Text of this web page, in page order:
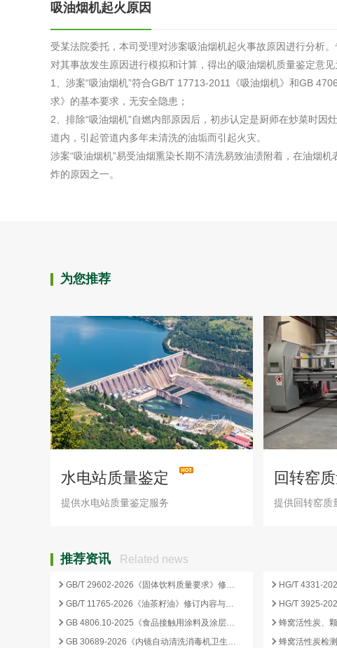
吸油烟机起火原因
受某法院委托，本司受理对涉案吸油烟机起火事故原因进行分析
对其事故发生原因进行模拟和计算，得出的吸油烟机质量鉴定意见
1、涉案“吸油烟机”符合GB/T 17713-2011《吸油烟机》和GB
求》的基本要求，无安全隐患；
2、排除“吸油烟机”自燃内部原因后，初步认定是厨师在炒菜时
道内，引起管道内多年未清洗的油垢而引起火灾。
涉案“吸油烟机”易受油烟熏染长期不清洗易致油渍附着，在油烟
炸的原因之一。
为您推荐
水电站质量鉴定
提供水电站质量鉴定服务
回转窑
提供回转窑质
推荐资讯 Related news
GB/T 29602-2026《固体饮料质量要求》修订要点与企业合规应对
GB/T 11765-2026《油茶籽油》修订内容与产业影响分析
GB 4806.10-2025《食品接触用涂料及涂层》标准核心变化解析
GB 30689-2026《内镜自动清洗消毒机卫生要求》解读与检测合规要点